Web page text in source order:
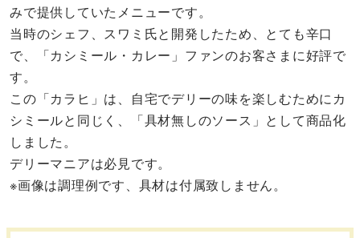
みで提供していたメニューです。
当時のシェフ、スワミ氏と開発したため、とても辛口
で、「カシミール・カレー」ファンのお客さまに好評で
す。
この「カラヒ」は、自宅でデリーの味を楽しむためにカ
シミールと同じく、「具材無しのソース」として商品化
しました。
デリーマニアは必見です。
※画像は調理例です、具材は付属致しません。